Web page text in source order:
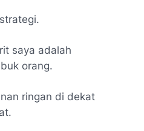
saya adalah
orang.
ringan di dekat